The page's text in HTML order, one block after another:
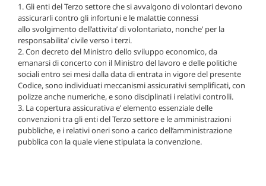
1. Gli enti del Terzosettoreche si avvalgono divolontaridevono
assicurarli contro gli infortunie le malattieconnessi
allosvolgimentodell’attivita’ di volontariato, nonche’ per la
responsabilita’ civile verso i terzi.
2. Con decreto del Ministro dello sviluppo economico, da
emanarsi di concerto con il Ministro del lavoro e delle politiche
sociali entro sei mesi dalla data di entrata in vigore del presente
Codice, sono individuati meccanismiassicurativi semplificati, con
polizze anche numeriche, e sono disciplinati i relativi controlli.
3. La copertura assicurativa e’ elemento essenziale delle
convenzioni tra gli enti del Terzosettoree le amministrazioni
pubbliche, e i relativi oneri sono a carico dell’amministrazione
pubblica con la quale viene stipulata la convenzione.